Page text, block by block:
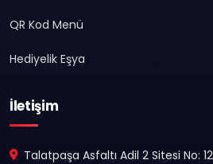
QR Kod Menü
Hediyelik Eşya
İletişim
Talatpaşa Asfaltı Adil 2 Sitesi No: